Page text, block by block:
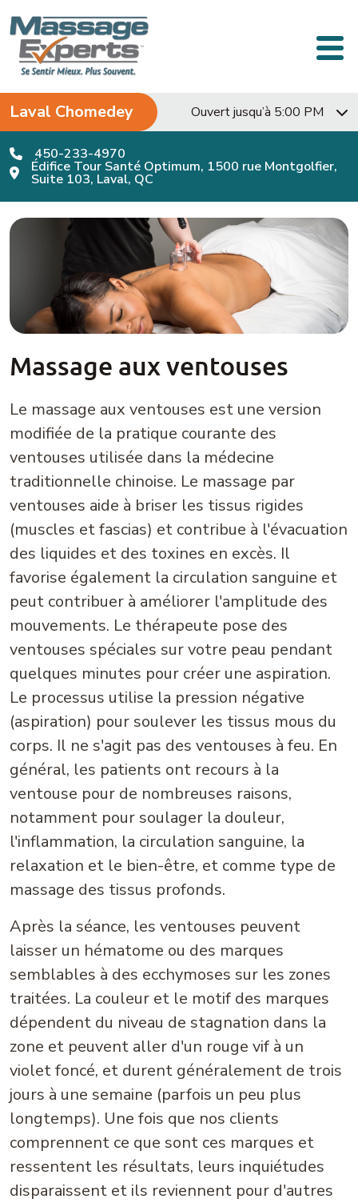
Navigation principale
Laval Chomedey Ouvert jusqu’à 5:00 PM
450-233-4970
Édifice Tour Santé Optimum, 1500 rue Montgolfier,
Suite 103, Laval, QC
Massage aux ventouses
Le massage aux ventouses est une version
modifiée de la pratique courante des
ventouses utilisée dans la médecine
traditionnelle chinoise. Le massage par
ventouses aide à briser les tissus rigides
(muscles et fascias) et contribue à l'évacuation
des liquides et des toxines en excès. Il
favorise également la circulation sanguine et
peut contribuer à améliorer l'amplitude des
mouvements. Le thérapeute pose des
ventouses spéciales sur votre peau pendant
quelques minutes pour créer une aspiration.
Le processus utilise la pression négative
(aspiration) pour soulever les tissus mous du
corps. Il ne s'agit pas des ventouses à feu. En
général, les patients ont recours à la
ventouse pour de nombreuses raisons,
notamment pour soulager la douleur,
l'inflammation, la circulation sanguine, la
relaxation et le bien-être, et comme type de
massage des tissus profonds.
Après la séance, les ventouses peuvent
laisser un hématome ou des marques
semblables à des ecchymoses sur les zones
traitées. La couleur et le motif des marques
dépendent du niveau de stagnation dans la
zone et peuvent aller d'un rouge vif à un
violet foncé, et durent généralement de trois
jours à une semaine (parfois un peu plus
longtemps). Une fois que nos clients
comprennent ce que sont ces marques et
ressentent les résultats, leurs inquiétudes
disparaissent et ils reviennent pour d'autres